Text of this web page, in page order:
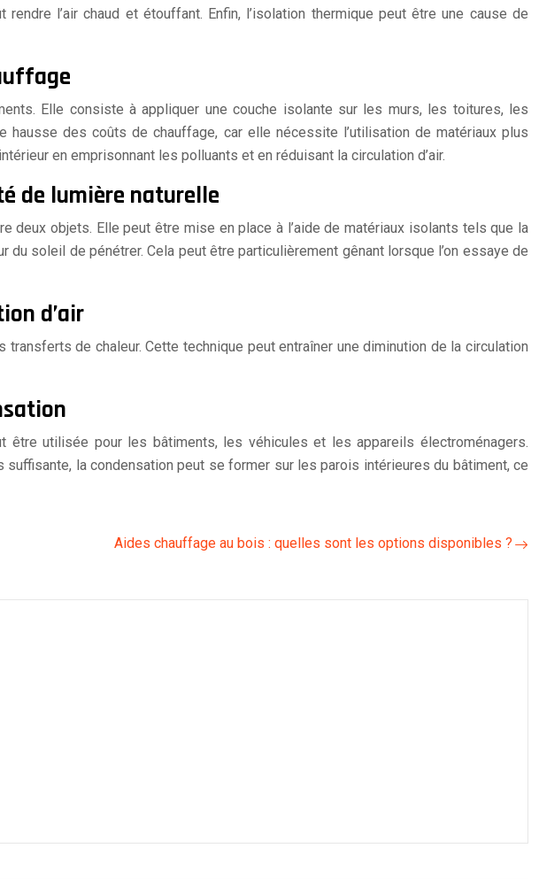
l’air chaud et étouffant. Enfin, l’isolation thermique peut être une cause de
Elle consiste à appliquer une couche isolante sur les murs, les toitures, les
des coûts de chauffage, car elle nécessite l’utilisation de matériaux plus
en emprisonnant les polluants et en réduisant la circulation d’air.
de lumière naturelle
deux objets. Elle peut être mise en place à l’aide de matériaux isolants tels que la
soleil de pénétrer. Cela peut être particulièrement gênant lorsque l’on essaye de
d’air
de chaleur. Cette technique peut entraîner une diminution de la circulation
être utilisée pour les bâtiments, les véhicules et les appareils électroménagers.
suffisante, la condensation peut se former sur les parois intérieures du bâtiment, ce
Aides chauffage au bois : quelles sont les options disponibles ?